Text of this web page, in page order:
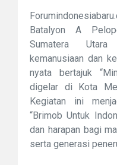
Batalyon A
Sumatera Utara
kemanusiaan dan
nyata bertajuk
digelar di Kota
Kegiatan ini
“Brimob Untuk
dan harapan bagi
serta generasi